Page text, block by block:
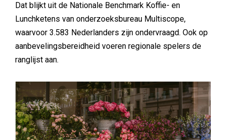
Dat blijkt uit de Nationale Benchmark Koffie- en
Lunchketens van onderzoeksbureau Multiscope,
waarvoor 3.583 Nederlanders zijn ondervraagd. Ook op
aanbevelingsbereidheid voeren regionale spelers de
ranglijst aan.